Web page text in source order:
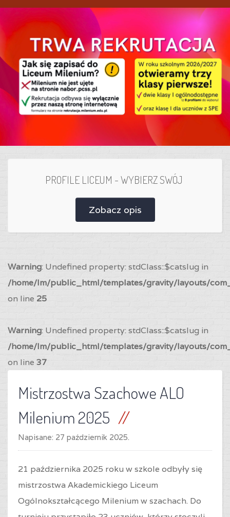
PROFILE LICEUM - WYBIERZ SWÓJ
Zobacz opis
Warning: Undefined property: stdClass::$catslug in
/home/lm/public_html/templates/gravity/layouts/
on line 25
Warning: Undefined property: stdClass::$catslug in
/home/lm/public_html/templates/gravity/layouts/
on line 37
Mistrzostwa Szachowe ALO
Milenium 2025
Napisane: 27 październik 2025.
21 października 2025 roku w szkole odbyły się
mistrzostwa Akademickiego Liceum
Ogólnokształcącego Milenium w szachach. Do